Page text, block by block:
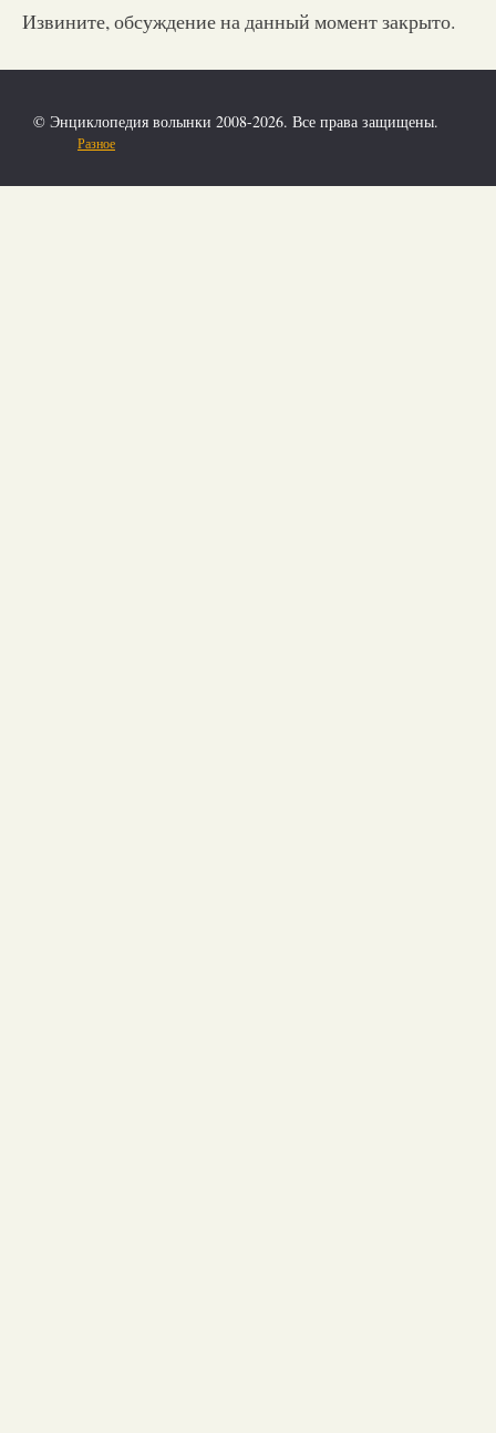
Извините, обсуждение на данный момент закрыто.
© Энциклопедия волынки 2008-2026. Все права защищены.
Разное